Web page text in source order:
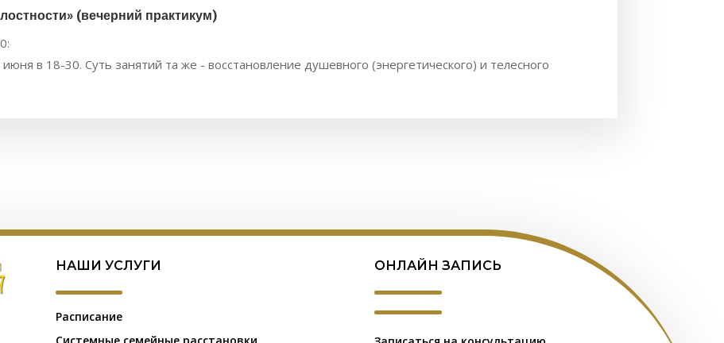
(вечерний практикум)
в 18-30. Суть занятий та же - восстановление душевного (энергетического) и телесного
НАШИ УСЛУГИ
Расписание
ОНЛАЙН ЗАПИСЬ